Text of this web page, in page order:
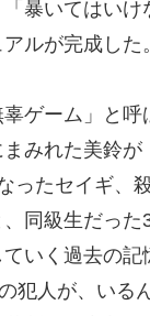
暴いてはい
ルが完成した。
ゲーム」と
みれた美鈴が
ったセイギ、
同級生だっ
いく過去の
犯人が、いる